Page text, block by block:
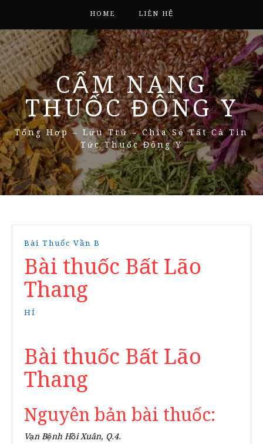
HOME LIÊN HỆ
CẨM NANG
THUỐC ĐÔNG Y
Tổng Hợp – Lưu Trữ – Chia Sẻ Tất Cả Tin
Tức Thuốc Đông Y
Bài Thuốc Vần B
Bài thuốc Bất Lão
Thang
HÍ
Bài thuốc Bất Lão
Thang
Nguyên bản bài thuốc:
Vạn Bệnh Hồi Xuân, Q.4.